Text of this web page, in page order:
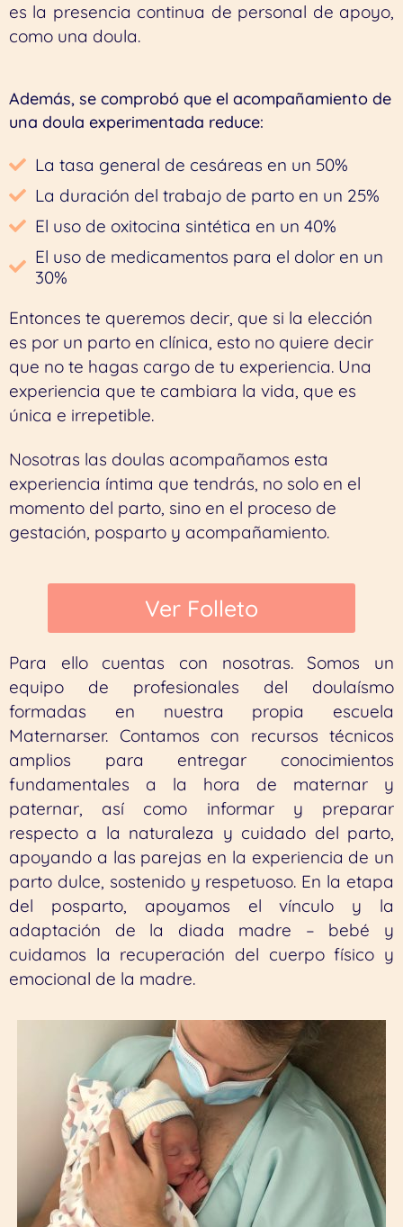
es la presencia continua de personal de apoyo,
como una doula.
Además, se comprobó que el acompañamiento de
una doula experimentada reduce:
La tasa general de cesáreas en un 50%
La duración del trabajo de parto en un 25%
El uso de oxitocina sintética en un 40%
El uso de medicamentos para el dolor en un
30%
Entonces te queremos decir, que si la elección
es por un parto en clínica, esto no quiere decir
que no te hagas cargo de tu experiencia. Una
experiencia que te cambiara la vida, que es
única e irrepetible.
Nosotras las doulas acompañamos esta
experiencia íntima que tendrás, no solo en el
momento del parto, sino en el proceso de
gestación, posparto y acompañamiento.
Ver Folleto
Para ello cuentas con nosotras. Somos un
equipo de profesionales del doulaísmo
formadas en nuestra propia escuela
Maternarser. Contamos con recursos técnicos
amplios para entregar conocimientos
fundamentales a la hora de maternar y
paternar, así como informar y preparar
respecto a la naturaleza y cuidado del parto,
apoyando a las parejas en la experiencia de un
parto dulce, sostenido y respetuoso. En la etapa
del posparto, apoyamos el vínculo y la
adaptación de la diada madre – bebé y
cuidamos la recuperación del cuerpo físico y
emocional de la madre.